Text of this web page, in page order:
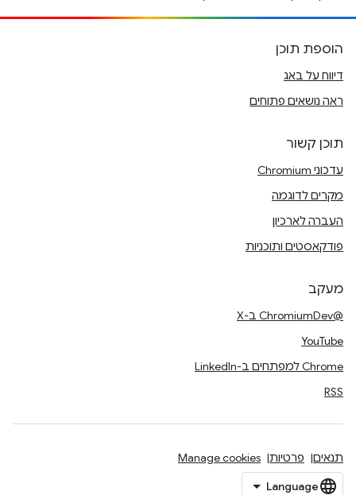
הוספת תוכן
דיווח על באג
ראה נושאים פתוחים
תוכן קשור
עדכוני Chromium
מקרים לדוגמה
העברה לארכיון
פודקאסטים ותוכניות
מעקב
@ChromiumDev ב-X
YouTube
Chrome למפתחים ב-LinkedIn
RSS
תנאים פרטיות Manage cookies